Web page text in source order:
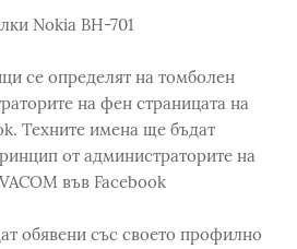
Nokia BH-701
се определят на томболен
на фен страницата на
Техните имена ще бъдат
от администраторите на
във Facebook
обявени със своето профилно